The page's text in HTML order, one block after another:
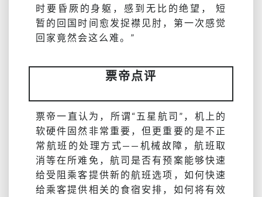
时要昏厥的身躯，感到无比的绝望， 短
暂的回国时间愈发捉襟见肘，第一次感觉
回家竟然会这么难。”
票帝点评
票帝一直认为，所谓“五星航司”，机上的
软硬件固然非常重要，但更重要的是不正
常航班的处理方式——机械故障，航班取
消等在所难免，航司是否有预案能够快速
给受阻乘客提供新的航班选项，如何快速
给乘客提供相关的食宿安排，如何将有效